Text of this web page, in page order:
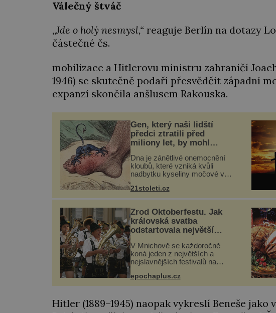
Válečný štváč
„Jde o holý nesmysl,“ reaguje Berlín na dotazy
částečné čs.
mobilizace a Hitlerovu ministru zahraničí
1946) se skutečně podaří přesvědčit západní
expanzí skončila anšlusem Rakouska.
Gen, který naši lidští
předci ztratili před
miliony let, by mohl
pomoci s léčbou „nemoci
králů“
Dna je zánětlivé onemocnění
kloubů, které vzniká kvůli
nadbytku kyseliny močové v
těle. Ta se ve formě krystalků
ukládá v blízkosti kloubů,
nejčastěji přitom postihuje palce
na nohou, a způsobuje bole...
21stoleti.cz
Zrod Oktoberfestu. Jak
královská svatba
odstartovala největší
pivní festival světa
V Mnichově se každoročně
koná jeden z největších a
nejslavnějších festivalů na
přiláká miliony návštěvníků,
kteří si vychutnávají pivo,
kultur...
epochaplus.cz
Hitler (1889–1945) naopak vykreslí Beneše jako